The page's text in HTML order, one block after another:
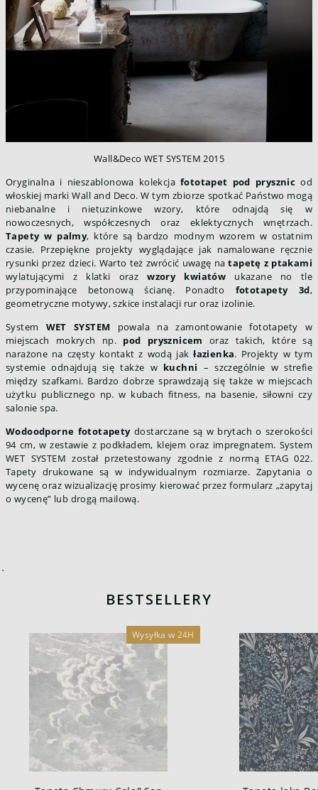
Wall&Deco WET SYSTEM 2015
Oryginalna i nieszablonowa kolekcjafototapet pod prysznic od
włoskiej marki Wall and Deco. W tym zbiorze spotkać Państwo mogą
niebanalne i nietuzinkowe wzory, które odnajdą się w
nowoczesnych, współczesnych oraz eklektycznych wnętrzach.
Tapety w palmy, które są bardzo modnym wzorem w ostatnim
czasie. Przepiękne projekty wyglądające jak namalowane ręcznie
rysunki przez dzieci. Warto też zwrócić uwagę natapetę z ptakami
wylatującymi z klatki orazwzory kwiatów ukazane no tle
przypominające betonową ścianę. Ponadto fototapety 3d,
geometryczne motywy, szkice instalacji rur oraz izolinie.
System WET SYSTEM powala na zamontowanie fototapety w
miejscach mokrych np. pod prysznicem
oraz takich, które są
narażone na częsty kontakt z wodą jak łazienka. Projekty w tym
systemie odnajdują się także w kuchni – szczególnie w strefie
między szafkami. Bardzo dobrze sprawdzają się także w miejscach
użytku publicznego np. w kubach fitness, na basenie, siłowni czy
salonie spa.
Wodoodporne fototapetydostarczane są w brytach o szerokości
94 cm, w zestawie z podkładem, klejem oraz impregnatem. System
WET SYSTEM został przetestowany zgodnie z normą ETAG 022.
Tapety drukowane są w indywidualnym rozmiarze. Zapytania o
wycenę oraz wizualizację prosimy kierować przez formularz „zapytaj
o wycenę” lub drogą mailową.
`
BESTSELLERY
Wysyłka w 24H